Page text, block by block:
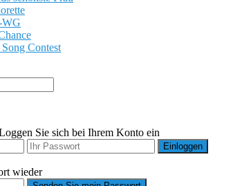
Contest
Sie sich bei Ihrem Konto ein
wieder